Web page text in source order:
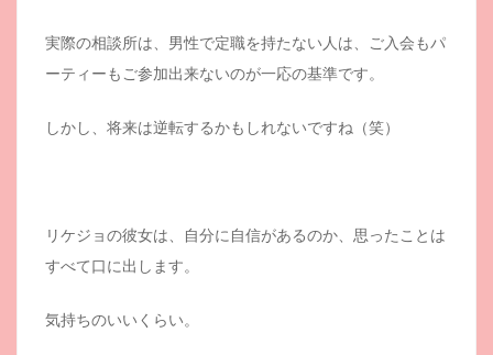
実際の相談所は、男性で定職を持たない人は、ご入会もパ
ーティーもご参加出来ないのが一応の基準です。
しかし、将来は逆転するかもしれないですね（笑）
リケジョの彼女は、自分に自信があるのか、思ったことは
すべて口に出します。
気持ちのいいくらい。